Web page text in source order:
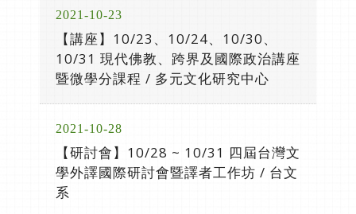
2021-10-23
【講座】10/23、10/24、10/30、
10/31 現代佛教、跨界及國際政治講座
暨微學分課程 / 多元文化研究中心
2021-10-28
【研討會】10/28 ~ 10/31 四屆台灣文
學外譯國際研討會暨譯者工作坊 / 台文
系